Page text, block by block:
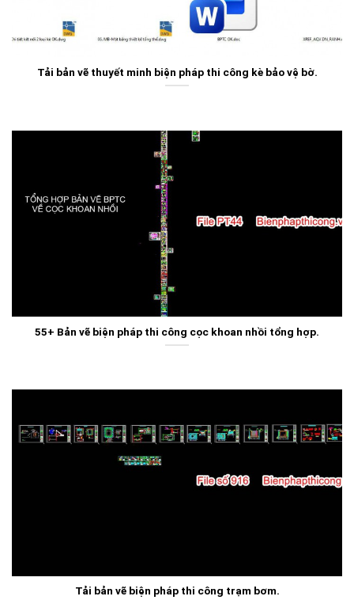
Tải bản vẽ thuyết minh biện pháp thi công kè bảo vệ bờ.
55+ Bản vẽ biện pháp thi công cọc khoan nhồi tổng hợp.
Tải bản vẽ biện pháp thi công trạm bơm.